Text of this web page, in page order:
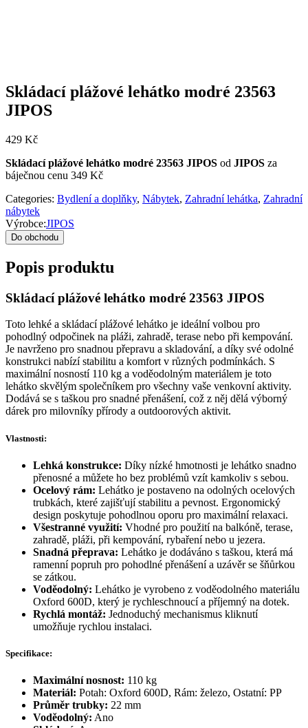
Skládací plážové lehátko modré 23563
JIPOS
429 Kč
Skládací plážové lehátko modré 23563 JIPOS od JIPOS za
báječnou cenu 349 Kč
Categories: Bydlení a doplňky, Nábytek, Zahradní lehátka, Zahradní
nábytek
Výrobce:JIPOS
Do obchodu
Popis produktu
Skládací plážové lehátko modré 23563 JIPOS
Toto lehké a skládací plážové lehátko je ideální volbou pro
pohodlný odpočinek na pláži, zahradě, terase nebo při kempování.
Je navrženo pro snadnou přepravu a skladování, a díky své odolné
konstrukci nabízí stabilitu a komfort v různých podmínkách. S
maximální nosností 110 kg a voděodolným materiálem je toto
lehátko skvělým společníkem pro všechny vaše venkovní aktivity.
Dodává se s taškou pro snadné přenášení, což z něj dělá výborný
dárek pro milovníky přírody a outdoorových aktivit.
Vlastnosti:
Lehká konstrukce: Díky nízké hmotnosti je lehátko snadno
přenosné a můžete ho bez problémů vzít kamkoliv s sebou.
Ocelový rám: Lehátko je postaveno na odolných ocelových
trubkách, které zajišťují stabilitu a pevnost. Ergonomický
design poskytuje pohodlnou oporu pro maximální relaxaci.
Všestranné využití: Vhodné pro použití na balkóně, terase,
zahradě, pláži, při kempování, rybaření nebo u jezera.
Snadná přeprava: Lehátko je dodáváno s taškou, která má
ramenní popruh pro pohodlné přenášení a uzávěr se šňůrkou
se zátkou.
Voděodolný: Lehátko je vyrobeno z voděodolného materiálu
Oxford 600D, který je rychleschnoucí a příjemný na dotek.
Rychlá montáž: Jednoduchý mechanismus kliknutí
umožňuje rychlou instalaci.
Specifikace:
Maximální nosnost: 110 kg
Materiál: Potah: Oxford 600D, Rám: železo, Ostatní: PP
Průměr trubky: 22 mm
Voděodolný: Ano